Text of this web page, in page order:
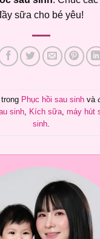
sữa cho bé yêu!
Phục hồi sau sinhvà
sinh, Kích sữa, máy hút
sinh